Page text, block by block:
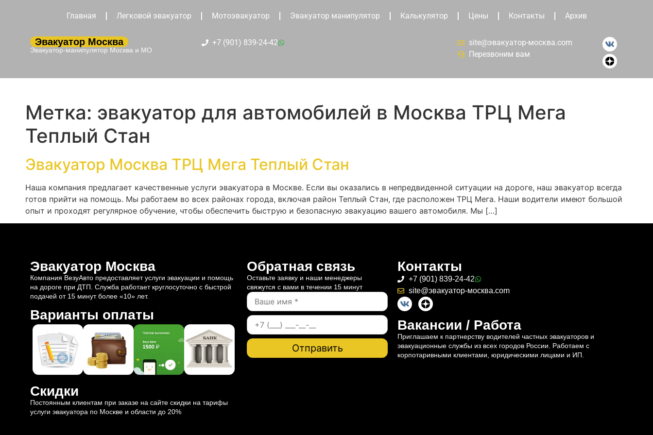
Главная Легковой эвакуатор Мотоэвакуатор Эвакуатор манипулятор Калькулятор Цены Контакты Архив
Эвакуатор Москва
Эвакуатор-манипулятор Москва и МО
+7 (901) 839-24-42
site@эвакуатор-москва.com
Перезвоним вам
Метка: эвакуатор для автомобилей в Москва ТРЦ Мега
Теплый Стан
Эвакуатор Москва ТРЦ Мега Теплый Стан
Наша компания предлагает качественные услуги эвакуатора в Москве. Если вы оказались в непредвиденной ситуации на дороге, наш эвакуатор всегда
готов прийти на помощь. Мы работаем во всех районах города, включая район Теплый Стан, где расположен ТРЦ Мега. Наши водители имеют большой
опыт и проходят регулярное обучение, чтобы обеспечить быструю и безопасную эвакуацию вашего автомобиля. Мы […]
Эвакуатор Москва
Компания ВезуАвто предоставляет услуги эвакуации и помощь
на дороге при ДТП. Служба работает круглосуточно с быстрой
подачей от 15 минут более «10» лет.
Варианты оплаты
Скидки
Постоянным клиентам при заказе на сайте скидки на тарифы
услуги эвакуатора по Москве и области до 20%
Обратная связь
Оставьте заявку и наши менеджеры
свяжутся с вами в течении 15 минут
Контакты
+7 (901) 839-24-42
site@эвакуатор-москва.com
Вакансии / Работа
Приглашаем к партнерству водителей частных эвакуаторов и
эвакуационные службы из всех городов России. Работаем с
корпотаривными клиентами, юридическими лицами и ИП.